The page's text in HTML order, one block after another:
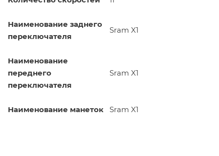
Наименование заднего
переключателя
Sram X1
Наименование
переднего
переключателя
Sram X1
Наименование манеток Sram X1